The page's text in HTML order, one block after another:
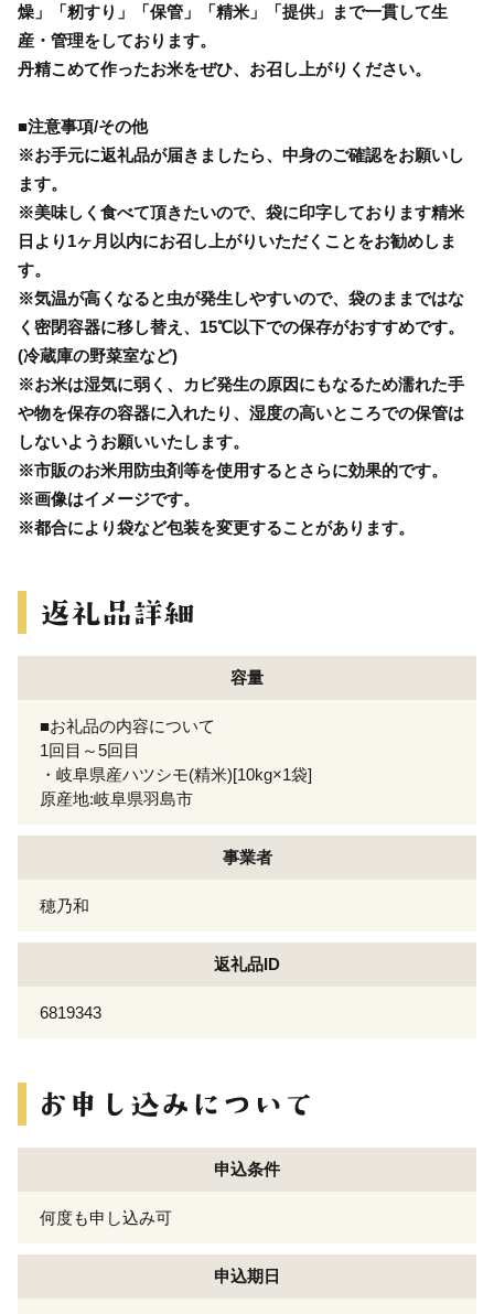
燥」「籾すり」「保管」「精米」「提供」まで一貫して生
産・管理をしております。
丹精こめて作ったお米をぜひ、お召し上がりください。
■注意事項/その他
※お手元に返礼品が届きましたら、中身のご確認をお願いし
ます。
※美味しく食べて頂きたいので、袋に印字しております精米
日より1ヶ月以内にお召し上がりいただくことをお勧めしま
す。
※気温が高くなると虫が発生しやすいので、袋のままではな
く密閉容器に移し替え、15℃以下での保存がおすすめです。
(冷蔵庫の野菜室など)
※お米は湿気に弱く、カビ発生の原因にもなるため濡れた手
や物を保存の容器に入れたり、湿度の高いところでの保管は
しないようお願いいたします。
※市販のお米用防虫剤等を使用するとさらに効果的です。
※画像はイメージです。
※都合により袋など包装を変更することがあります。
容量
■お礼品の内容について
1回目～5回目
・岐阜県産ハツシモ(精米)[10kg×1袋]
原産地:岐阜県羽島市
事業者
穂乃和
返礼品ID
6819343
申込条件
何度も申し込み可
申込期日